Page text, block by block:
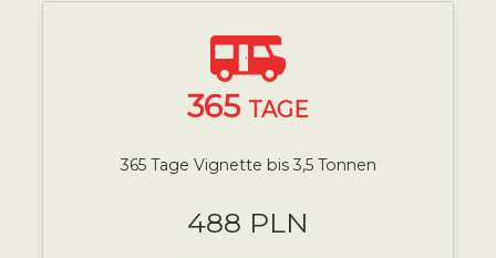
365 TAGE
365 Tage Vignette bis 3,5 Tonnen
488 PLN